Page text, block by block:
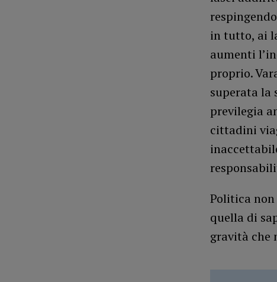
in tutto, ai
aumenti
proprio.
superata la
previlegia
cittadini
Politica
quella di
gravità che